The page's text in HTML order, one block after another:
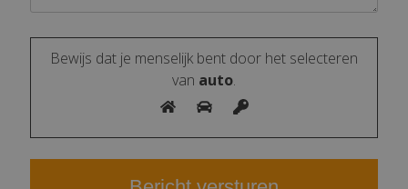
Bewijs dat je menselijk bent door het selecteren
van auto.